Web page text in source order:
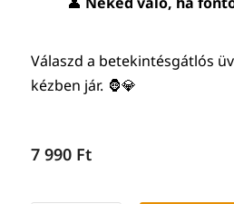
Válaszd a betekintésgátlós
kézben jár. 🦍💎
7 990 Ft